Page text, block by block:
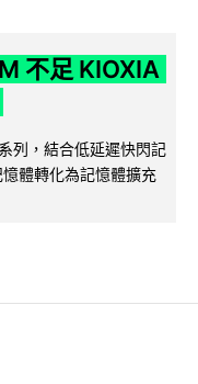
不足 KIOXIA
列，結合低延遲快閃記
體轉化為記憶體擴充